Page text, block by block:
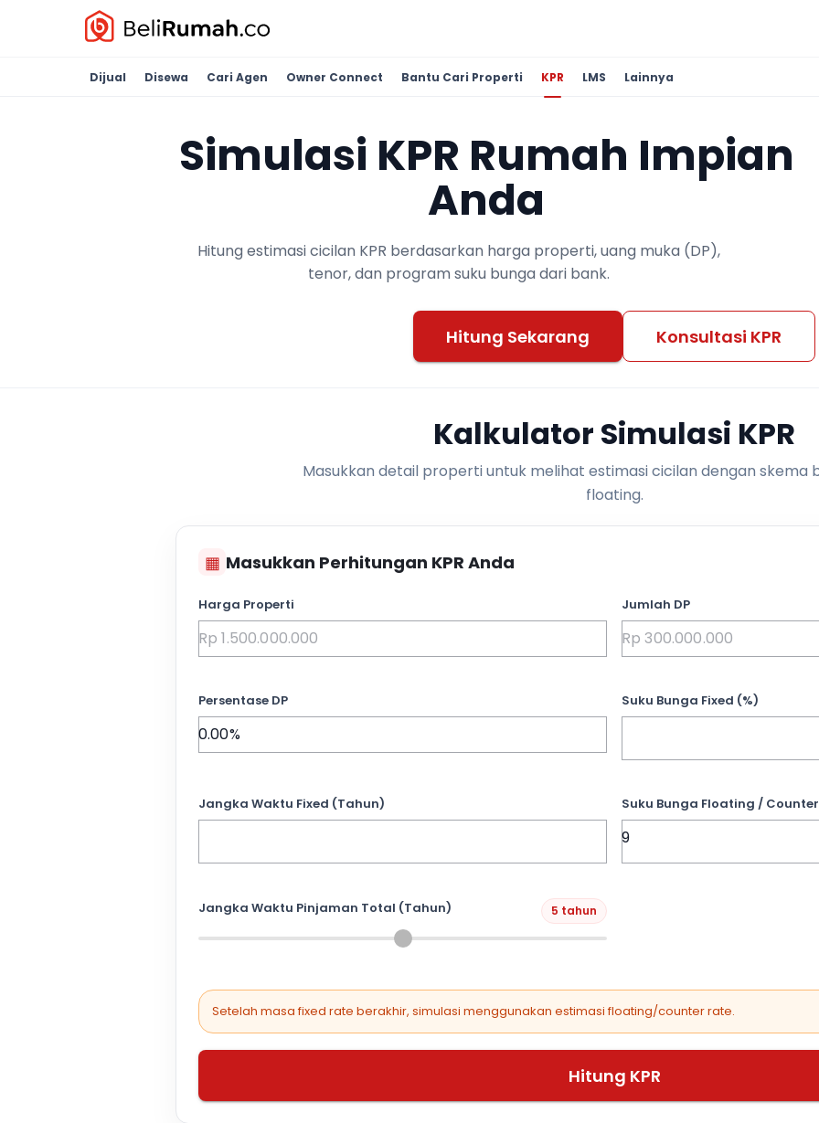
Dijual Disewa Cari Agen Owner Connect Bantu Cari Properti KPR LMS Lainnya
Simulasi KPR Rumah Impian
Anda
Hitung estimasi cicilan KPR berdasarkan harga properti, uang muka (DP),
tenor, dan program suku bunga dari bank.
Hitung Sekarang Konsultasi KPR
Kalkulator Simulasi KPR
Masukkan detail properti untuk melihat estimasi cicilan dengan skema
floating.
▦ Masukkan Perhitungan KPR Anda
Harga Properti Jumlah DP
Persentase DP Suku Bunga Fixed (%)
Jangka Waktu Fixed (Tahun) Suku Bunga Floating /
Jangka Waktu Pinjaman Total (Tahun) 5 tahun
Setelah masa fixed rate berakhir, simulasi menggunakan estimasi floating/counter rate.
Hitung KPR